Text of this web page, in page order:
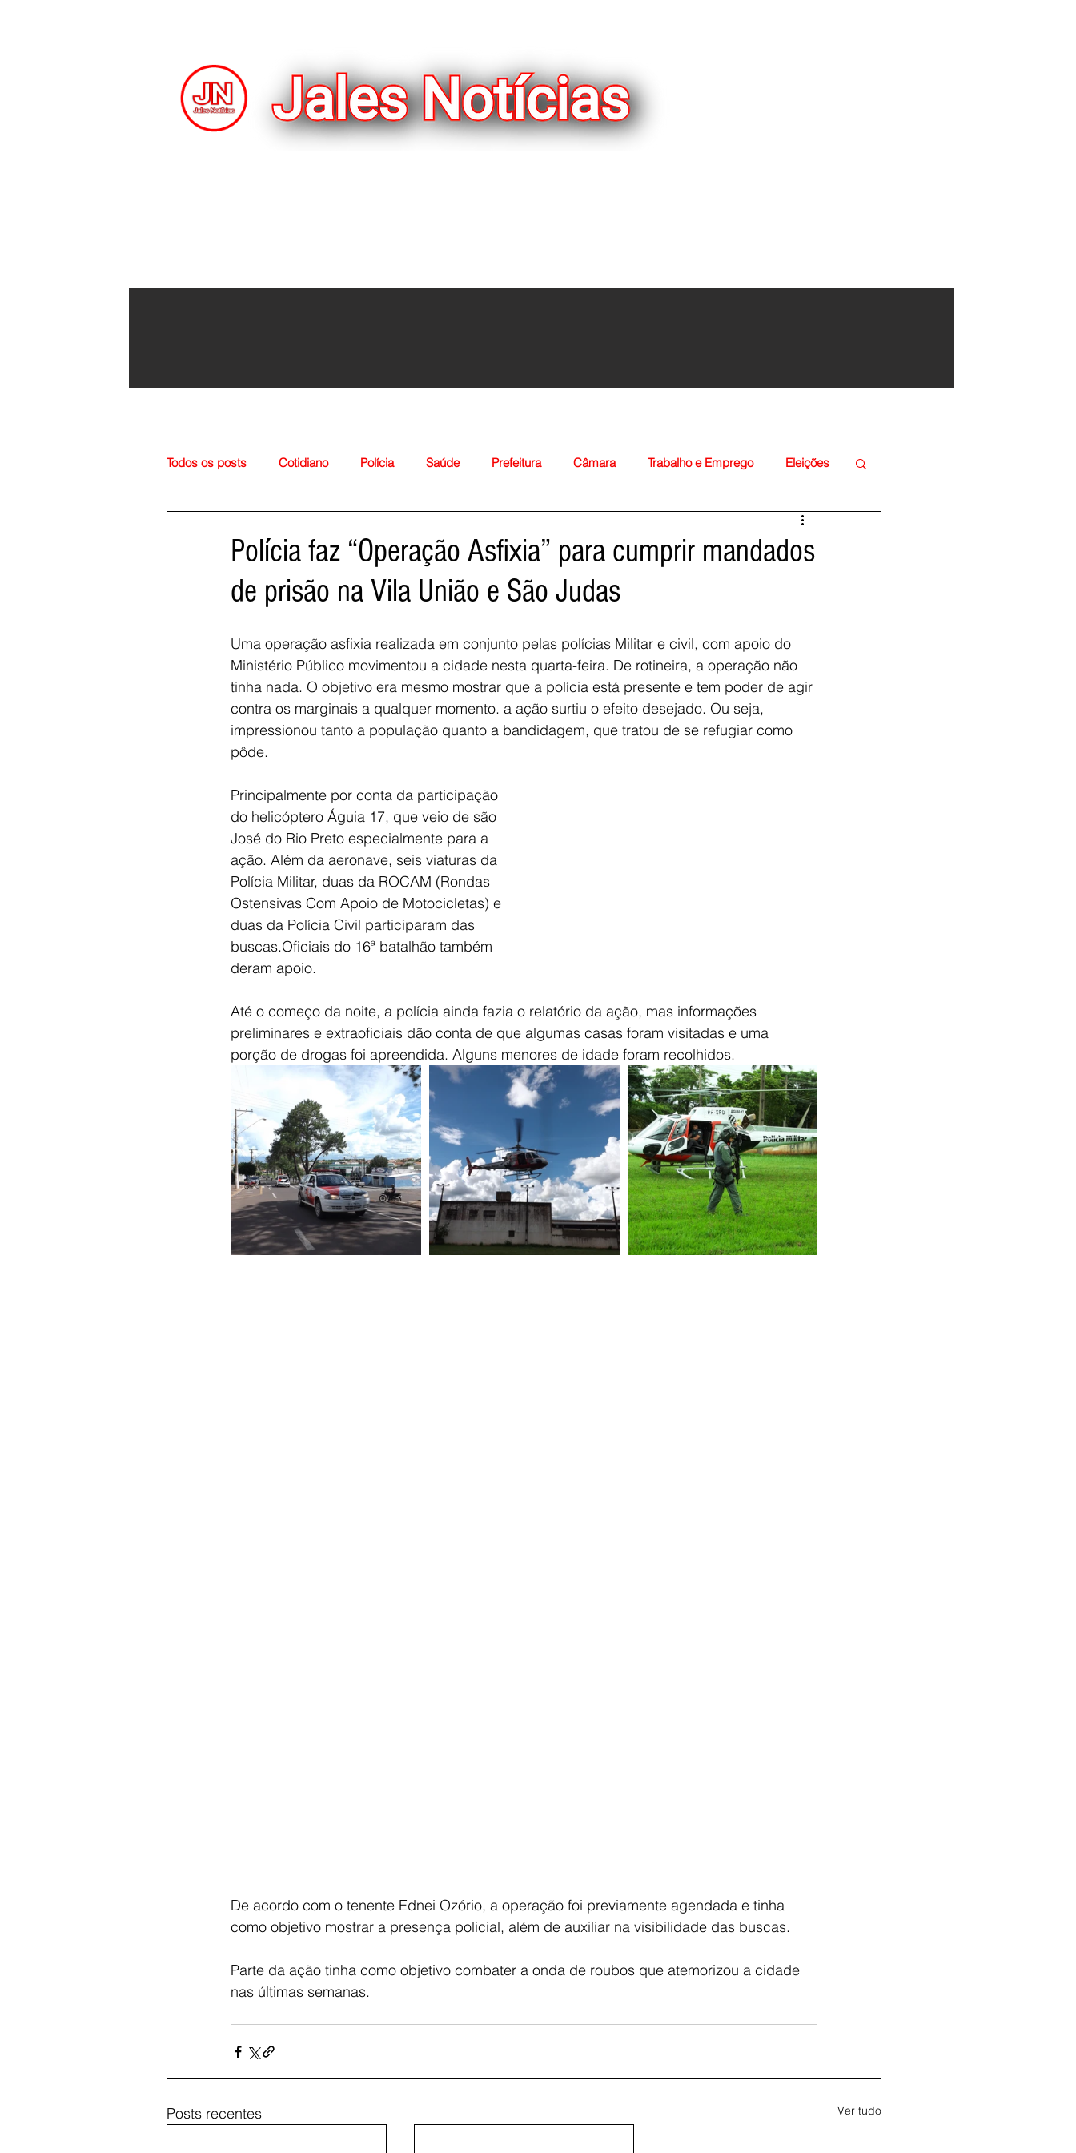
Voltar
Todos os posts Cotidiano Polícia Saúde Prefeitura Câmara Trabalho e Emprego Eleições
Polícia faz “Operação Asfixia” para cumprir mandados
de prisão na Vila União e São Judas
Uma operação asfixia realizada em conjunto pelas polícias Militar e civil, com apoio do
Ministério Público movimentou a cidade nesta quarta-feira. De rotineira, a operação não
tinha nada. O objetivo era mesmo mostrar que a polícia está presente e tem poder de agir
contra os marginais a qualquer momento. a ação surtiu o efeito desejado. Ou seja,
impressionou tanto a população quanto a bandidagem, que tratou de se refugiar como
pôde.
Principalmente por conta da participação
do helicóptero Águia 17, que veio de são
José do Rio Preto especialmente para a
ação. Além da aeronave, seis viaturas da
Polícia Militar, duas da ROCAM (Rondas
Ostensivas Com Apoio de Motocicletas) e
duas da Polícia Civil participaram das
buscas.Oficiais do 16ª batalhão também
deram apoio.
Até o começo da noite, a polícia ainda fazia o relatório da ação, mas informações
preliminares e extraoficiais dão conta de que algumas casas foram visitadas e uma
porção de drogas foi apreendida. Alguns menores de idade foram recolhidos.
De acordo com o tenente Ednei Ozório, a operação foi previamente agendada e tinha
como objetivo mostrar a presença policial, além de auxiliar na visibilidade das buscas.
Parte da ação tinha como objetivo combater a onda de roubos que atemorizou a cidade
nas últimas semanas.
Posts recentes Ver tudo